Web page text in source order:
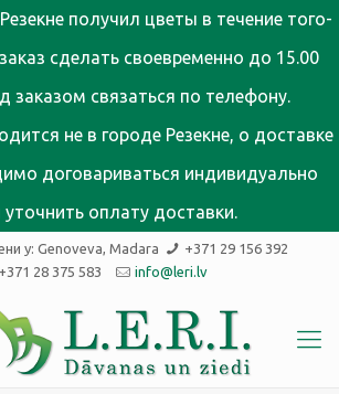
получил цветы в течение того-
сделать своевременно до 15.00
заказом связаться по телефону.
не в городе Резекне, о доставке
договариваться индивидуально
оплату доставки.
у: Genoveva, Madara
+371 29 156 392
+371 28 375 583
info@leri.lv